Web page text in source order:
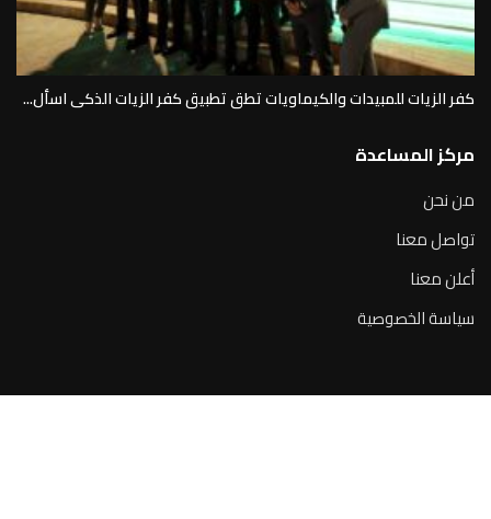
كفر الزيات للمبيدات والكيماويات تطق تطبيق كفر الزيات الذكى اسأل...
مركز المساعدة
من نحن
تواصل معنا
أعلن معنا
سياسة الخصوصية